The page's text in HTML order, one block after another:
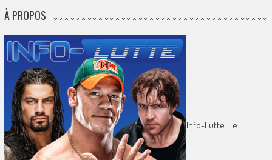
À PROPOS
Info-Lutte. Le